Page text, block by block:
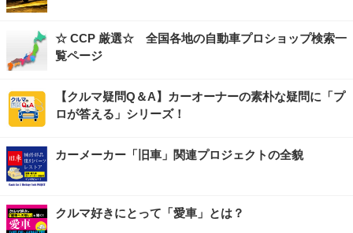
☆ CCP 厳選☆ 全国各地の自動車プロショップ検索一
覧ページ
【クルマ疑問Q＆A】カーオーナーの素朴な疑問に「プ
ロが答える」シリーズ！
カーメーカー「旧車」関連プロジェクトの全貌
クルマ好きにとって「愛車」とは？